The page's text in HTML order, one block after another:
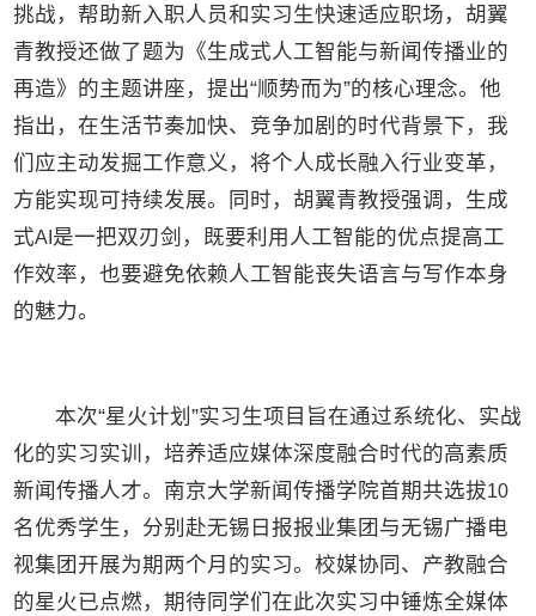
挑战，帮助新入职人员和实习生快速适应职场，胡翼
青教授还做了题为《生成式人工智能与新闻传播业的
再造》的主题讲座，提出“顺势而为”的核心理念。他
指出，在生活节奏加快、竞争加剧的时代背景下，我
们应主动发掘工作意义，将个人成长融入行业变革，
方能实现可持续发展。同时，胡翼青教授强调，生成
式AI 是一把双刃剑，既要利用人工智能的优点提高工
作效率，也要避免依赖人工智能丧失语言与写作本身
的魅力。
本次“星火计划”实习生项目旨在通过系统化、实战
化的实习实训，培养适应媒体深度融合时代的高素质
新闻传播人才。南京大学新闻传播学院首期共选拔10
名优秀学生，分别赴无锡日报报业集团与无锡广播电
视集团开展为期两个月的实习。校媒协同、产教融合
的星火已点燃，期待同学们在此次实习中锤炼全媒体